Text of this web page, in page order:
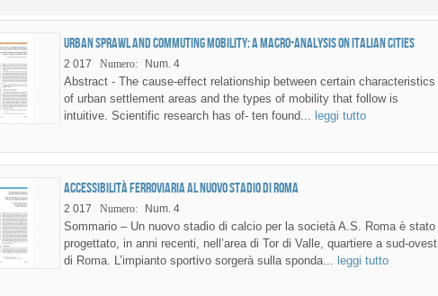
Urban sprawl and commuting mobility: a macro-analysis on Italian cities
2 017 Numero: Num. 4
Abstract - The cause-effect relationship between certain characteristics
of urban settlement areas and the types of mobility that follow is
intuitive. Scientific research has of- ten found...
leggi tutto
Accessibilità ferroviaria al nuovo stadio di Roma
2 017 Numero: Num. 4
Sommario – Un nuovo stadio di calcio per la società A.S. Roma è stato
progettato, in anni recenti, nell’area di Tor di Valle, quartiere a sud-ovest
di Roma. L’impianto sportivo sorgerà sulla sponda...
leggi tutto